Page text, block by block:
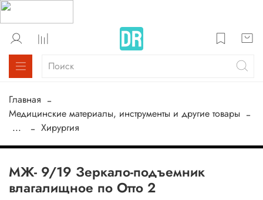
Главная
Медицинские материалы, инструменты и другие товары
...
Хирургия
МЖ- 9/19 Зеркало-подъемник
влагалищное по Отто 2